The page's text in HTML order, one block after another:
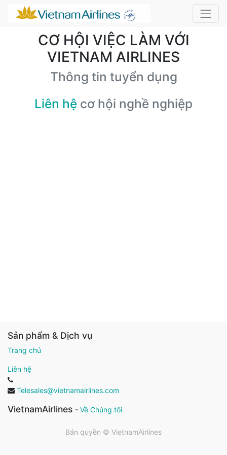
CƠ HỘI VIỆC LÀM VỚI
VIETNAM AIRLINES
Thông tin tuyển dụng
Liên hệ cơ hội nghề nghiệp
Sản phẩm & Dịch vụ
Trang chủ
Liên hệ
Telesales@vietnamairlines.com
VietnamAirlines - Về Chúng tôi
Bản quyền © VietnamAirlines